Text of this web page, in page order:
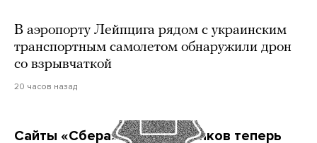
В аэропорту Лейпцига рядом с украинским
транспортным самолетом обнаружили дрон
со взрывчаткой
20 часов назад
Сайты «Сбера» и других банков теперь